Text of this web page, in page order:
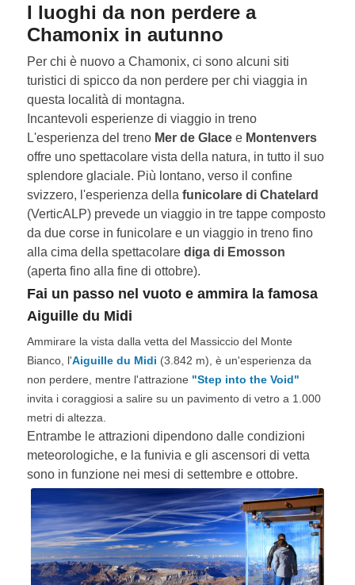
I luoghi da non perdere a
Chamonix in autunno
Per chi è nuovo a Chamonix, ci sono alcuni siti
turistici di spicco da non perdere per chi viaggia in
questa località di montagna.
Incantevoli esperienze di viaggio in treno
L'esperienza del treno Mer de Glace e Montenvers
offre uno spettacolare vista della natura, in tutto il suo
splendore glaciale. Più lontano, verso il confine
svizzero, l'esperienza dellafunicolare di Chatelard
(VerticALP) prevede un viaggio in tre tappe composto
da due corse in funicolare e un viaggio in treno fino
alla cima della spettacolarediga di Emosson
(aperta fino alla fine di ottobre).
Fai un passo nel vuoto e ammira la famosa
Aiguille du Midi
Ammirare la vista dalla vetta del Massiccio del Monte
Bianco, l'Aiguille du Midi (3.842 m), è un'esperienza da
non perdere, mentre l'attrazione "Step into the Void"
invita i coraggiosi a salire su un pavimento di vetro a 1.000
metri di altezza.
Entrambe le attrazioni dipendono dalle condizioni
meteorologiche, e la funivia e gli ascensori di vetta
sono in funzione nei mesi di settembre e ottobre.